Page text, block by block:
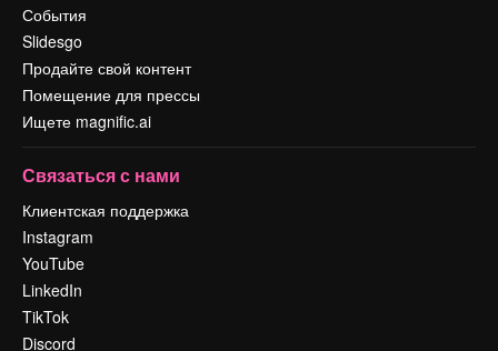
События
Slidesgo
Продайте свой контент
Помещение для прессы
Ищете magnific.ai
Связаться с нами
Клиентская поддержка
Instagram
YouTube
LinkedIn
TikTok
Discord